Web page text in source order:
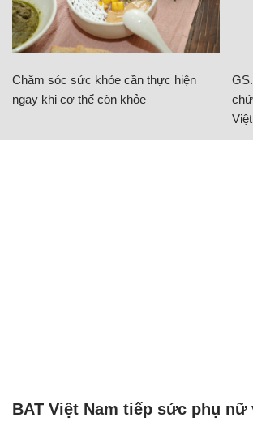
Chăm sóc sức khỏe cần thực hiện
ngay khi cơ thể còn khỏe
BAT Việt Nam tiếp sức phụ nữ